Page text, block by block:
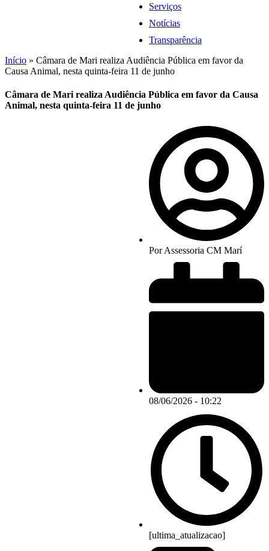
Serviços
Notícias
Transparência
Início » Câmara de Mari realiza Audiência Pública em favor da
Causa Animal, nesta quinta-feira 11 de junho
Câmara de Mari realiza Audiência Pública em favor da Causa
Animal, nesta quinta-feira 11 de junho
PorAssessoria CM Marí
08/06/2026 - 10:22
[ultima_atualizacao]